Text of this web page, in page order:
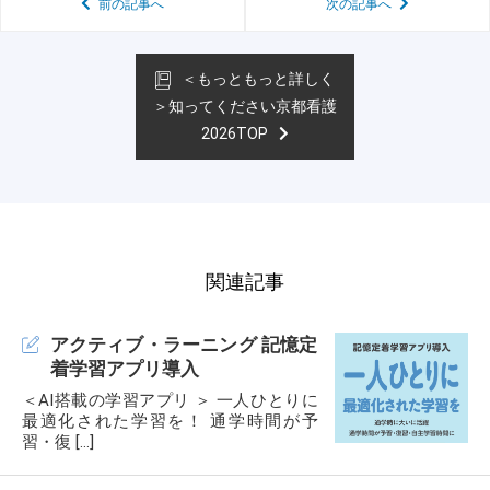
前の記事へ 次の記事へ
＜もっともっと詳しく
＞知ってください京都看護
2026TOP
関連記事
アクティブ・ラーニング 記憶定
着学習アプリ導入
＜AI搭載の学習アプリ ＞ 一人ひとりに
最適化された学習を！ 通学時間が予
習・復 […]